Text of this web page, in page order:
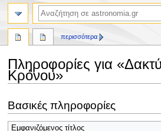
Πληροφορίες για
Κρόνου»
στην
πλοήγηση
στην
αναζήτηση
Βασικές πληροφορίες
Εμφανιζόμενος τίτλος
περισσότερα
αναζήτηση